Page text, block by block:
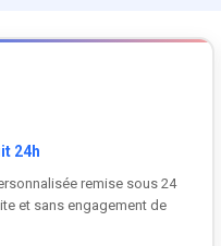
24h
remise sous 24
et sans engagement de